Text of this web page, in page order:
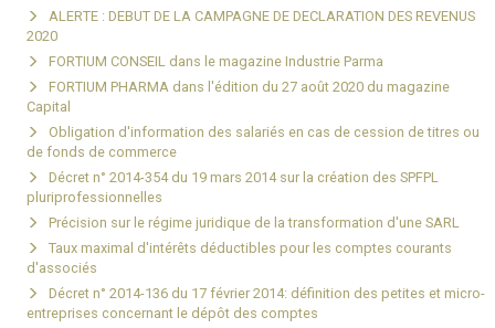
ALERTE : DEBUT DE LA CAMPAGNE DE DECLARATION DES REVENUS
2020
FORTIUM CONSEIL dans le magazine Industrie Parma
FORTIUM PHARMA dans l'édition du 27 août 2020 du magazine
Capital
Obligation d'information des salariés en cas de cession de titres ou
de fonds de commerce
Décret n° 2014-354 du 19 mars 2014 sur la création des SPFPL
pluriprofessionnelles
Précision sur le régime juridique de la transformation d'une SARL
Taux maximal d'intérêts déductibles pour les comptes courants
d'associés
Décret n° 2014-136 du 17 février 2014: définition des petites et micro-
entreprises concernant le dépôt des comptes